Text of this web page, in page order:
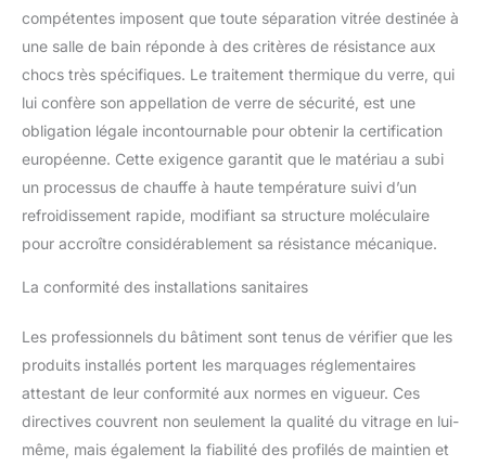
compétentes imposent que toute séparation vitrée destinée à
une salle de bain réponde à des critères de résistance aux
chocs très spécifiques. Le traitement thermique du verre, qui
lui confère son appellation de verre de sécurité, est une
obligation légale incontournable pour obtenir la certification
européenne. Cette exigence garantit que le matériau a subi
un processus de chauffe à haute température suivi d’un
refroidissement rapide, modifiant sa structure moléculaire
pour accroître considérablement sa résistance mécanique.
La conformité des installations sanitaires
Les professionnels du bâtiment sont tenus de vérifier que les
produits installés portent les marquages réglementaires
attestant de leur conformité aux normes en vigueur. Ces
directives couvrent non seulement la qualité du vitrage en lui-
même, mais également la fiabilité des profilés de maintien et